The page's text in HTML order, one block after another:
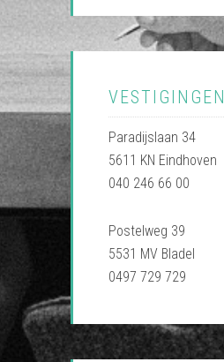
VESTIGINGEN
Paradijslaan 34
5611 KN Eindhoven
040 246 66 00
Postelweg 39
5531 MV Bladel
0497 729 729